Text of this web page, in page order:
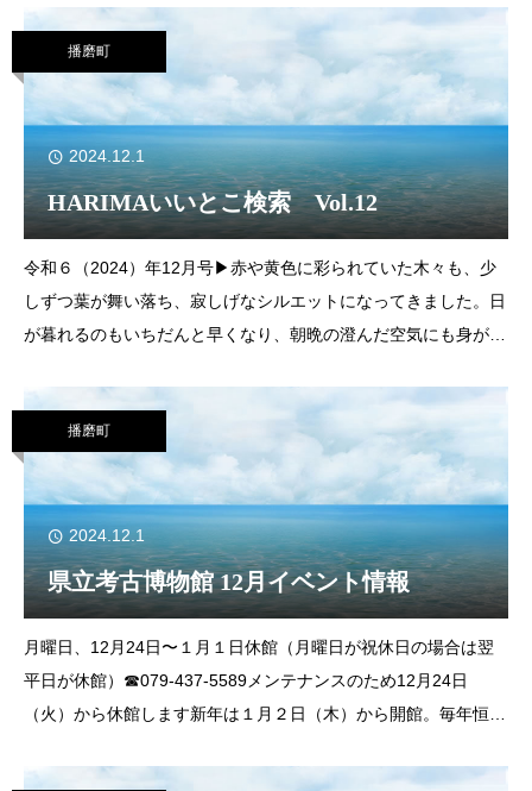
播磨町
2024.12.1
HARIMAいいとこ検索 Vol.12
令和６（2024）年12月号▶赤や黄色に彩られていた木々も、少
しずつ葉が舞い落ち、寂しげなシルエットになってきました。日
が暮れるのもいちだんと早くなり、朝晩の澄んだ空気にも身が引
名残惜しさを感じつつ、そろそろ私も冬支度
播磨町
2024.12.1
県立考古博物館 12月イベント情報
月曜日、12月24日〜１月１日休館（月曜日が祝休日の場合は翌
平日が休館）☎079-437-5589メンテナンスのため12月24日
（火）から休館します新年は１月２日（木）から開館。毎年恒例
月２日（